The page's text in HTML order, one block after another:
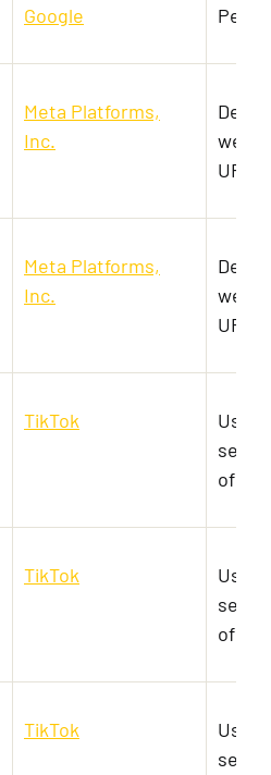
Google
Meta Platforms,
Inc.
URL-
Meta Platforms,
Inc.
URL-
TikTok
Used
of
TikTok
Used
of
TikTok
Used